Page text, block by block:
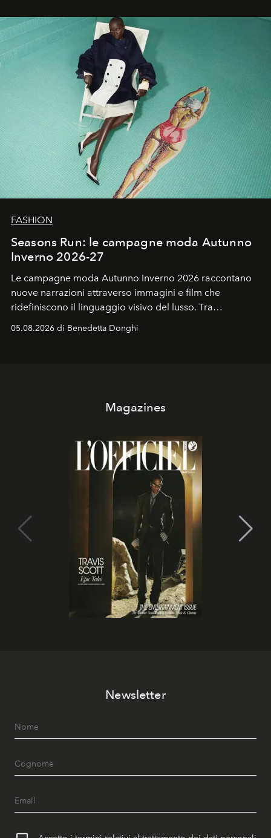
un’impronta indelebile nella storia della moda.
FASHION
Seasons Run: le campagne moda Autunno
Inverno 2026-27
Le campagne moda Autunno Inverno 2026 raccontano
nuove narrazioni attraverso immagini e film che
ridefiniscono il linguaggio visivo del lusso. Tra
contemporanea e storytelling d'autore, le maison
05.08.2026 di Benedetta Donghi
Magazines
Newsletter